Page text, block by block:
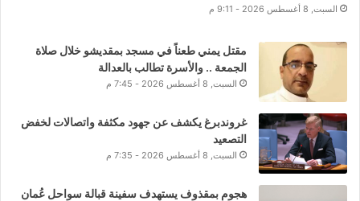
السبت, 8 أغسطس 2026 - 9:11 م
مقتل يمني طعناً في مسجد بمقديشو خلال صلاة
الجمعة .. والأسرة تطالب بالعدالة
السبت, 8 أغسطس 2026 - 7:45 م
غروندبرغ يكشف عن جهود مكثفة واتصالات لخفض
التصعيد
السبت, 8 أغسطس 2026 - 7:35 م
هجوم بمقذوف يستهدف سفينة قبالة سواحل عُمان